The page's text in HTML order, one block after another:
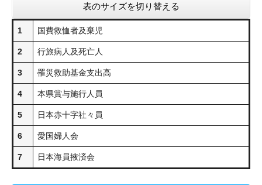
表のサイズを切り替える
1 国費救恤者及棄児
2 行旅病人及死亡人
3 罹災救助基金支出高
4 本県賞与施行人員
5 日本赤十字社々員
6 愛国婦人会
7 日本海員掖済会